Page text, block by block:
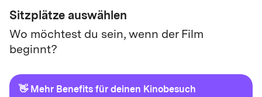
Sitzplätze auswählen
Wo möchtest du sein, wenn der Film
beginnt?
👋 Mehr Benefits für deinen Kinobesuch